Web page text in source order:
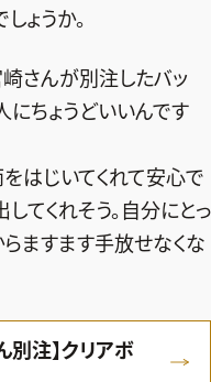
ょうか。
さんが別注したバッ
にちょうどいいんです
はじいてくれて安心で
てくれそう。自分にとっ
ますます手放せなくな
別注】クリアボ